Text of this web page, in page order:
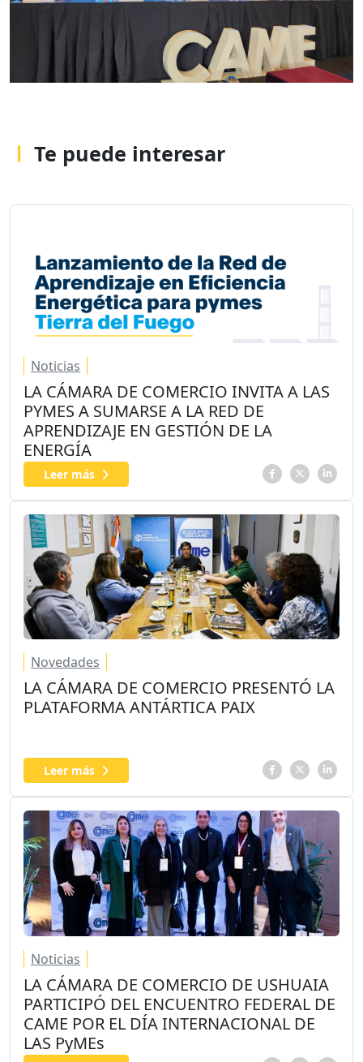
Te puede interesar
Noticias
LA CÁMARA DE COMERCIO INVITA A LAS
PYMES A SUMARSE A LA RED DE
APRENDIZAJE EN GESTIÓN DE LA
ENERGÍA
Leer más
Novedades
LA CÁMARA DE COMERCIO PRESENTÓ LA
PLATAFORMA ANTÁRTICA PAIX
Leer más
Noticias
LA CÁMARA DE COMERCIO DE USHUAIA
PARTICIPÓ DEL ENCUENTRO FEDERAL DE
CAME POR EL DÍA INTERNACIONAL DE
LAS PyMEs